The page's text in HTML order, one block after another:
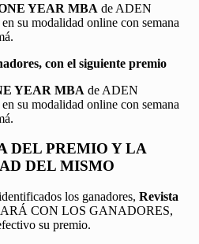
YEAR MBA de ADEN
su modalidad online con semana
con el siguiente premio
YEAR MBA de ADEN
su modalidad online con semana
DEL PREMIO Y LA
DEL MISMO
los ganadores, Revista
CON LOS GANADORES,
su premio.